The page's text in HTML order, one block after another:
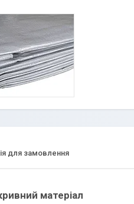
для замовлення
матеріал